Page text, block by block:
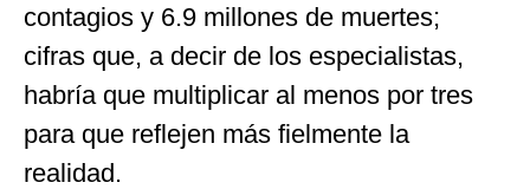
contagios y 6.9 millones de muertes;
cifras que, a decir de los especialistas,
habría que multiplicar al menos por tres
para que reflejen más fielmente la
realidad.